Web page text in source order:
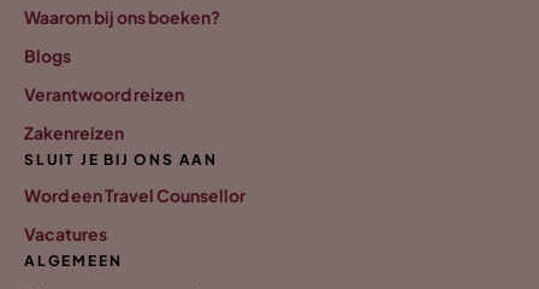
Waarom bij ons boeken?
Blogs
Verantwoord reizen
Zakenreizen
SLUIT JE BIJ ONS AAN
Word een Travel Counsellor
Vacatures
ALGEMEEN